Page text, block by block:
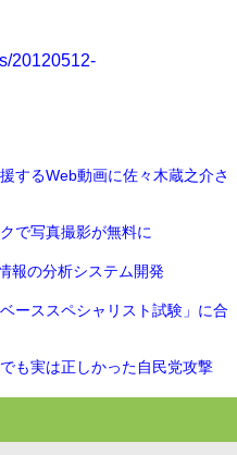
20120512-
するWeb動画に佐々木蔵之介さ
で写真撮影が無料に
報の分析システム開発
ーススペシャリスト試験」に合
も実は正しかった自民党攻撃